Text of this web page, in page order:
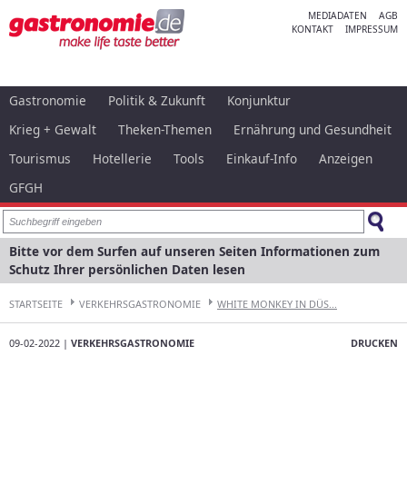
MEDIADATEN
AGB
KONTAKT
IMPRESSUM
Gastronomie Politik & Zukunft
Konjunktur
Krieg + Gewalt
Theken-Themen
Ernährung und Gesundheit
Tourismus
Hotellerie Tools Einkauf-Info
Anzeigen
GFGH
Bitte vor dem Surfen auf unseren Seiten Informationen zum
Schutz Ihrer persönlichen Daten lesen
STARTSEITE VERKEHRSGASTRONOMIE WHITE MONKEY IN DÜS...
DRUCKEN
09-02-2022 | VERKEHRSGASTRONOMIE